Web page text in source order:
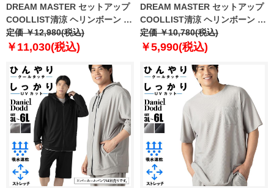
DREAM MASTER セットアップ
COOLLIST清涼 ヘリンボーン ス
トレッチ ノーカラー ジャケット
軽量 ウォッシャブル スマリラ 春
定価 ￥12,980(税込)
￥11,030(税込)
DREAM MASTER セットアップ
COOLLIST清涼 ヘリンボーン ス
トレッチ パンツ 軽量 ウォッシャ
ブル スマリラ 春夏新作
定価 ￥10,780(税込)
￥5,990(税込)